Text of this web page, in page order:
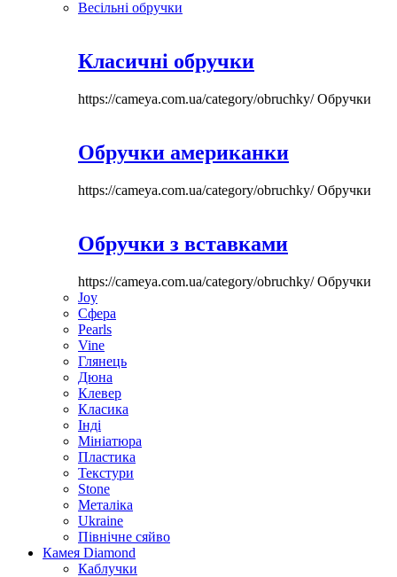
Весільні обручки
Класичні обручки
https://cameya.com.ua/category/obruchky/Обручки
Обручки американки
https://cameya.com.ua/category/obruchky/Обручки
Обручки з вставками
https://cameya.com.ua/category/obruchky/Обручки
Joy
Сфера
Pearls
Vine
Глянець
Дюна
Клевер
Класика
Інді
Мініатюра
Пластика
Текстури
Stone
Металіка
Ukraine
Північне сяйво
Камея Diamond
Каблучки